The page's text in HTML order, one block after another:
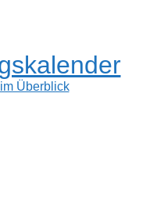
Überblick